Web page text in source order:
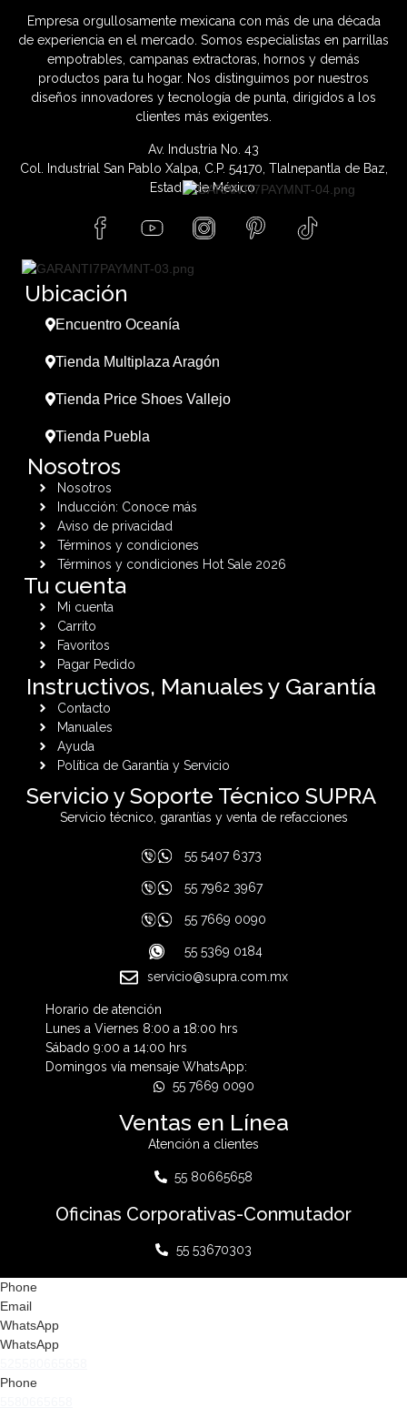
Empresa orgullosamente mexicana con más de una década
de experiencia en el mercado. Somos especialistas en parrillas
empotrables, campanas extractoras, hornos y demás
productos para tu hogar. Nos distinguimos por nuestros
diseños innovadores y tecnología de punta, dirigidos a los
clientes más exigentes.
Av. Industria No. 43
Col. Industrial San Pablo Xalpa, C.P. 54170, Tlalnepantla de Baz,
Estado de México.
Ubicación
Encuentro Oceanía
Tienda Multiplaza Aragón
Tienda Price Shoes Vallejo
Tienda Puebla
Nosotros
Nosotros
Inducción: Conoce más
Aviso de privacidad
Términos y condiciones
Términos y condiciones Hot Sale 2026
Tu cuenta
Mi cuenta
Carrito
Favoritos
Pagar Pedido
Instructivos, Manuales y Garantía
Contacto
Manuales
Ayuda
Política de Garantía y Servicio
Servicio y Soporte Técnico SUPRA
Servicio técnico, garantías y venta de refacciones
55 5407 6373
55 7962 3967
55 7669 0090
55 5369 0184
servicio@supra.com.mx
Horario de atención
Lunes a Viernes 8:00 a 18:00 hrs
Sábado 9:00 a 14:00 hrs
Domingos vía mensaje WhatsApp:
55 7669 0090
Ventas en Línea
Atención a clientes
55 80665658
Oficinas Corporativas-Conmutador
55 53670303
Phone
Email
WhatsApp
WhatsApp
Phone